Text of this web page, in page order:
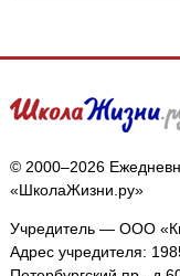
© 2000–2026
«ШколаЖизни.ру»
Учредитель — ООО
Адрес учредителя: